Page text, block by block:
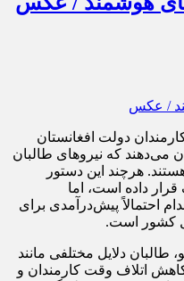
دولت افغانستان
می‌دهند که نیروهای طالبان
هرچند این دستور
داده است، اما
احتمالاً پیش‌درآمدی برای
کشور است.
طالبان دلایل مختلفی مانند
اتلاف وقت کارمندان و